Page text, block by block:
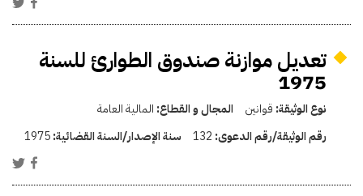
تعديل موازنة صندوق الطوارئ للسنة
1975
نوع الوثيقة: قوانين المجال و القطاع: المالية العامة
رقم الوثيقة/رقم الدعوى: 132 سنة الإصدار/السنة القضائية:1975